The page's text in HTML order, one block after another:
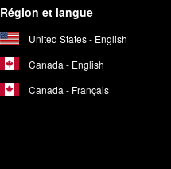
Région et langue
United States - English
Canada - English
Canada - Français